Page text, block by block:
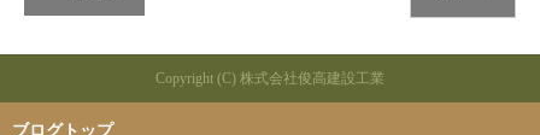
Copyright (C) 株式会社俊高建設工業
ブログトップ